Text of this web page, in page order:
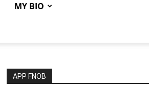
MY BIO
APP FNOB